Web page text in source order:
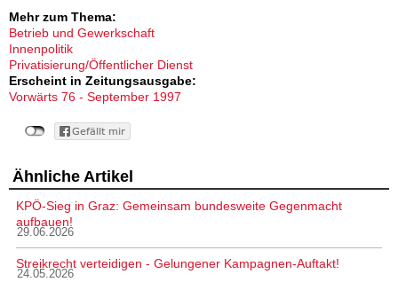
Mehr zum Thema:
Betrieb und Gewerkschaft
Innenpolitik
Privatisierung/Öffentlicher Dienst
Erscheint in Zeitungsausgabe:
Vorwärts 76 - September 1997
Ähnliche Artikel
KPÖ-Sieg in Graz: Gemeinsam bundesweite Gegenmacht
aufbauen!
29.06.2026
Streikrecht verteidigen - Gelungener Kampagnen-Auftakt!
24.05.2026